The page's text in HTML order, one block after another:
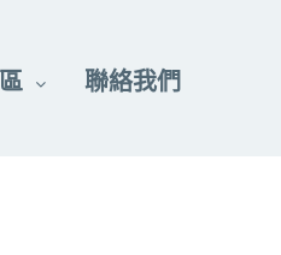
聯絡我們